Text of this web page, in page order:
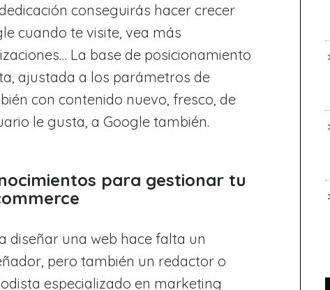
conseguirás hacer crecer
cuando te visite, vea más
La base de posicionamiento
ajustada a los parámetros de
con contenido nuevo, fresco, de
le gusta, a Google también.
para gestionar tu
diseñar una web hace falta un
pero también un redactor o
especializado en marketing